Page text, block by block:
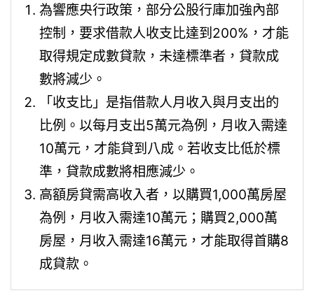
為響應央行政策，部分公股行庫加強內部
控制，要求借款人收支比達到200%，才能
取得規定成數貸款，未達標準者，貸款成
數將減少。
「收支比」是指借款人月收入與月支出的
比例。以每月支出5萬元為例，月收入需達
10萬元，才能貸到八成。若收支比低於標
準，貸款成數將相應減少。
高額房貸需高收入者，以購買1,000萬房屋
為例，月收入需達10萬元；購買2,000萬
房屋，月收入需達16萬元，才能取得首購8
成貸款。